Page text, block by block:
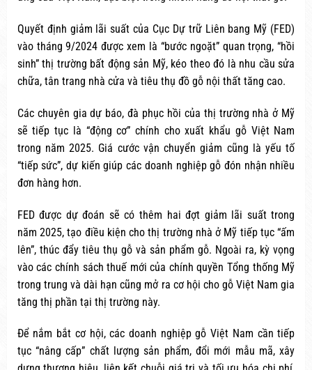
Quyết định giảm lãi suất của Cục Dự trữ Liên bang Mỹ (FED)
vào tháng 9/2024 được xem là “bước ngoặt” quan trọng, “hồi
sinh” thị trường bất động sản Mỹ, kéo theo đó là nhu cầu sửa
chữa, tân trang nhà cửa và tiêu thụ đồ gỗ nội thất tăng cao.
Các chuyên gia dự báo, đà phục hồi của thị trường nhà ở Mỹ
sẽ tiếp tục là “động cơ” chính cho xuất khẩu gỗ Việt Nam
trong năm 2025. Giá cước vận chuyển giảm cũng là yếu tố
“tiếp sức”, dự kiến giúp các doanh nghiệp gỗ đón nhận nhiều
đơn hàng hơn.
FED được dự đoán sẽ có thêm hai đợt giảm lãi suất trong
năm 2025, tạo điều kiện cho thị trường nhà ở Mỹ tiếp tục “ấm
lên”, thúc đẩy tiêu thụ gỗ và sản phẩm gỗ. Ngoài ra, kỳ vọng
vào các chính sách thuế mới của chính quyền Tổng thống Mỹ
trong trung và dài hạn cũng mở ra cơ hội cho gỗ Việt Nam gia
tăng thị phần tại thị trường này.
Để nắm bắt cơ hội, các doanh nghiệp gỗ Việt Nam cần tiếp
tục “nâng cấp” chất lượng sản phẩm, đổi mới mẫu mã, xây